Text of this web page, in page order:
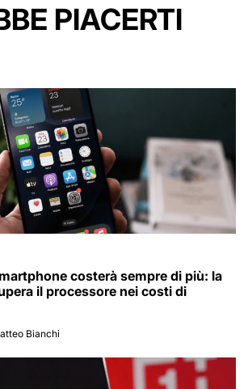
PIACERTI
costerà sempre di più: la
il processore nei costi di
Bianchi